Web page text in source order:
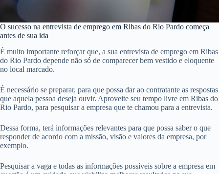
O sucesso na entrevista de emprego em Ribas do Rio Pardo começa
antes de sua ida
É muito importante reforçar que, a sua entrevista de emprego em Ribas
do Rio Pardo depende não só de comparecer bem vestido e eloquente
no local marcado.
É necessário se preparar, para que possa dar ao contratante as respostas
que aquela pessoa deseja ouvir. Aproveite seu tempo livre em Ribas do
Rio Pardo, para pesquisar a empresa que te chamou para a entrevista.
Dessa forma, terá informações relevantes para que possa saber o que
responder de acordo com a missão, visão e valores da empresa, por
exemplo.
Pesquisar a vaga e todas as informações possíveis sobre a empresa em